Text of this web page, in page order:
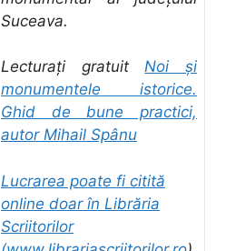
Suceava.
Lecturați gratuitNoi și
monumentele istorice.
Ghid de bune practici,
autor Mihail Spânu
Lucrarea poate fi citită
online doar în Librăria
Scriitorilor